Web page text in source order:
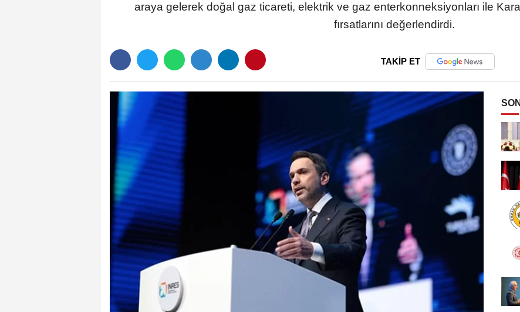
araya gelerek doğal gaz ticareti, elektrik ve gaz enterkonneksiyonları ile
fırsatlarını değerlendirdi.
TAKİP ET